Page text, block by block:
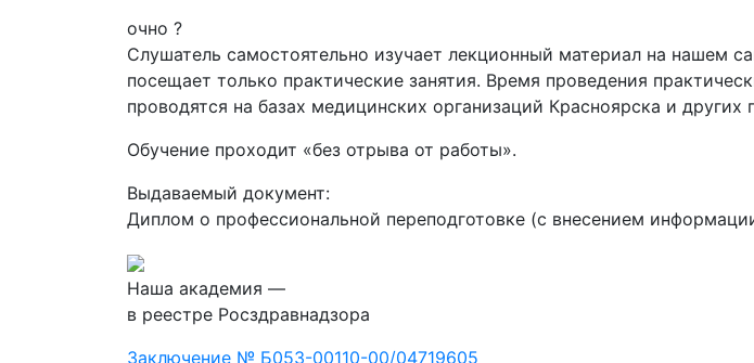
очно ?
Слушатель самостоятельно изучает лекционный материал на нашем
посещает только практические занятия. Время проведения
проводятся на базах медицинских организаций Красноярска и других
Обучение проходит «без отрыва от работы».
Выдаваемый документ:
Диплом о профессиональной переподготовке (с внесением
Наша академия —
в реестре Росздравнадзора
Заключение № Б053-00110-00/04719605